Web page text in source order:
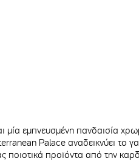
μία εμπνευσμένη πανδαισία
Palace αναδεικνύει το
ποιοτικά προϊόντα από την